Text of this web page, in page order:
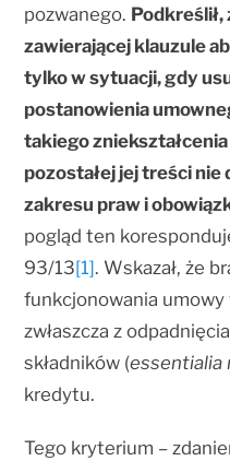
pozwanego.
zawierającej klauzule
tylko w sytuacji, gdy
postanowienia
takiego
pozostałej jej treści nie
zakresu praw i
pogląd ten
93/13[1]. Wskazał, że
funkcjonowania umowy
zwłaszcza z
składników (essentialia
kredytu.
Tego kryterium –